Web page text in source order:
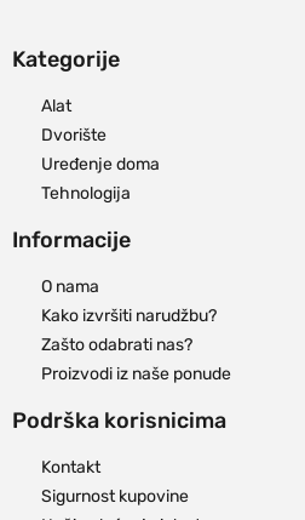
Kategorije
Alat
Dvorište
Uređenje doma
Tehnologija
Informacije
O nama
Kako izvršiti narudžbu?
Zašto odabrati nas?
Proizvodi iz naše ponude
Podrška korisnicima
Kontakt
Sigurnost kupovine